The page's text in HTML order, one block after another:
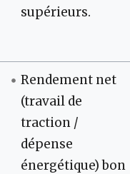
supérieurs.
Rendement net
(travail de
traction /
dépense
énergétique) bon